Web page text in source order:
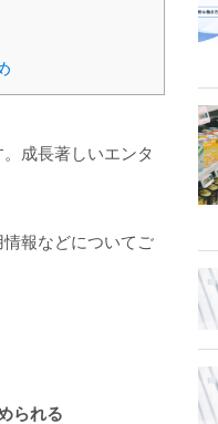
成長著しいエンタ
報などについてご
られる